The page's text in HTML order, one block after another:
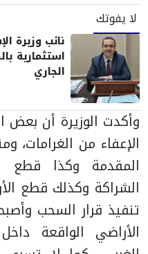
لا يفوتك
استثمارية
الجاري
وأكدت الوزيرة أن بعض
الإعفاء من الغرامات،
المقدمة وكذا قطع
الشراكة وكذلك قطع
تنفيذ قرار السحب
الأراضي الواقعة